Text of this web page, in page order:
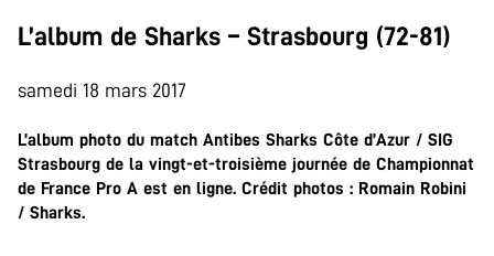
L’album de Sharks – Strasbourg (72-81)
samedi 18 mars 2017
L’album photo du match Antibes Sharks Côte d’Azur / SIG
Strasbourg de la vingt-et-troisième journée de Championnat
de France Pro A est en ligne. Crédit photos : Romain Robini
/ Sharks.